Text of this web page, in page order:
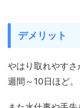
デメリット
やはり 取れやすさ
週間～10日ほど。